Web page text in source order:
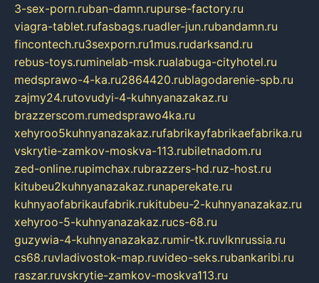
3-sex-porn.ruban-damn.rupurse-factory.ru
viagra-tablet.rufasbags.ruadler-jun.rubandamn.ru
fincontech.ru3sexporn.ru1mus.rudarksand.ru
rebus-toys.ruminelab-msk.rualabuga-cityhotel.ru
medsprawo-4-ka.ru2864420.rublagodarenie-spb.ru
zajmy24.rutovudyi-4-kuhnyanazakaz.ru
brazzerscom.rumedsprawo4ka.ru
xehyroo5kuhnyanazakaz.rufabrikayfabrikaefabrika.ru
vskrytie-zamkov-moskva-113.rubiletnadom.ru
zed-online.rupimchax.rubrazzers-hd.ruz-host.ru
kitubeu2kuhnyanazakaz.runaperekate.ru
kuhnyaofabrikaufabrik.rukitubeu-2-kuhnyanazakaz.ru
xehyroo-5-kuhnyanazakaz.rucs-68.ru
guzywia-4-kuhnyanazakaz.rumir-tk.ruvlknrussia.ru
cs68.ruvladivostok-map.ruvideo-seks.rubankaribi.ru
raszar.ruvskrytie-zamkov-moskva113.ru